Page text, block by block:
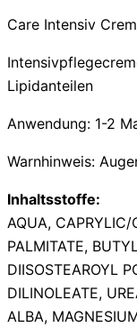
Care Intensiv
Lipidanteilen
Anwendung: 1-2
Warnhinweis:
Inhaltsstoffe:
AQUA, CAPRYLIC/
PALMITATE,
DIISOSTEAROYL
DILINOLEATE,
ALBA,